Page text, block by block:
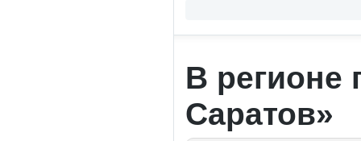
В регионе
Саратов»